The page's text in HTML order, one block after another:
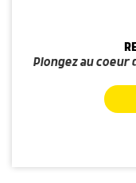
Plongez au